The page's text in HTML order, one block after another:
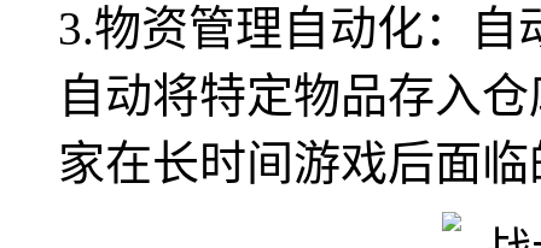
3.物资管理自动化：
自动将特定物品存入
家在长时间游戏后面